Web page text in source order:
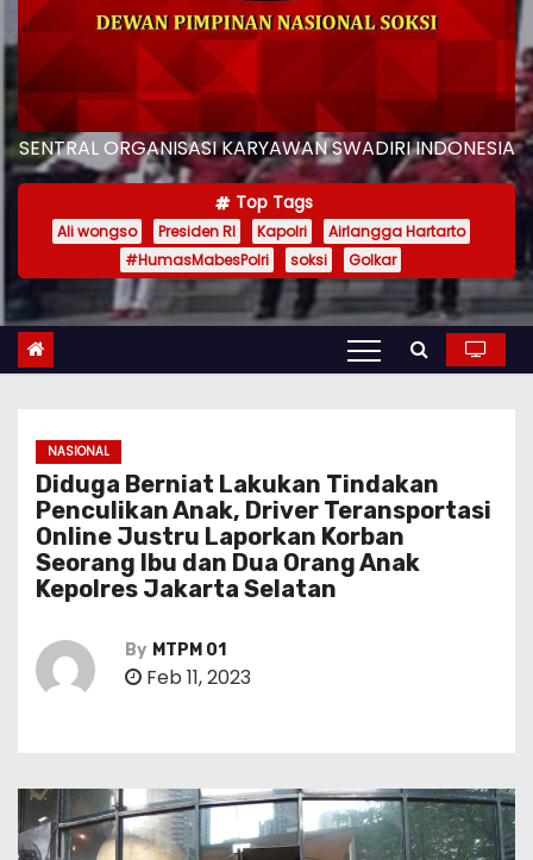
SENTRAL ORGANISASI KARYAWAN SWADIRI INDONESIA
Top Tags
Ali wongso Presiden RI Kapolri
Airlangga Hartarto
#HumasMabesPolri
soksi Golkar
NASIONAL
Diduga Berniat Lakukan Tindakan
Penculikan Anak, Driver Teransportasi
Online Justru Laporkan Korban
Seorang Ibu dan Dua Orang Anak
Kepolres Jakarta Selatan
By MTPM 01
Feb 11, 2023